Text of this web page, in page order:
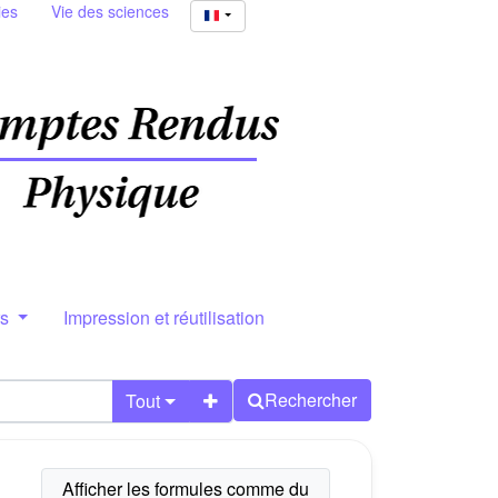
Vie des sciences
Impression et réutilisation
Tout Rechercher